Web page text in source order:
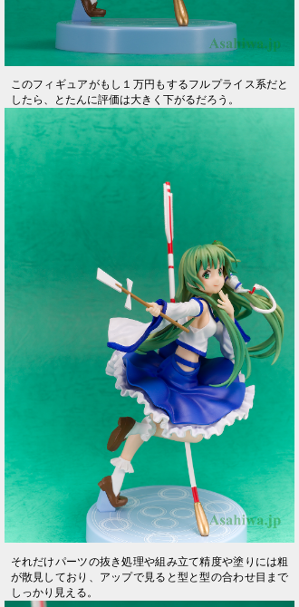
このフィギュアがもし１万円もするフルプライス系だと
したら、とたんに評価は大きく下がるだろう。
それだけパーツの抜き処理や組み立て精度や塗りには粗
が散見しており、アップで見ると型と型の合わせ目まで
しっかり見える。